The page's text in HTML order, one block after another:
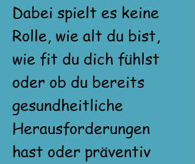
Dabei spielt es keine
Rolle, wie alt du bist,
wie fit du dich fühlst
oder ob du bereits
gesundheitliche
Herausforderungen
hast oder präventiv